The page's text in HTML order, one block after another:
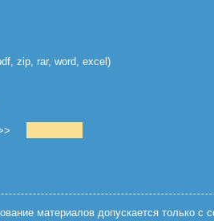
zip, rar, word, excel)
материалов допускается только с